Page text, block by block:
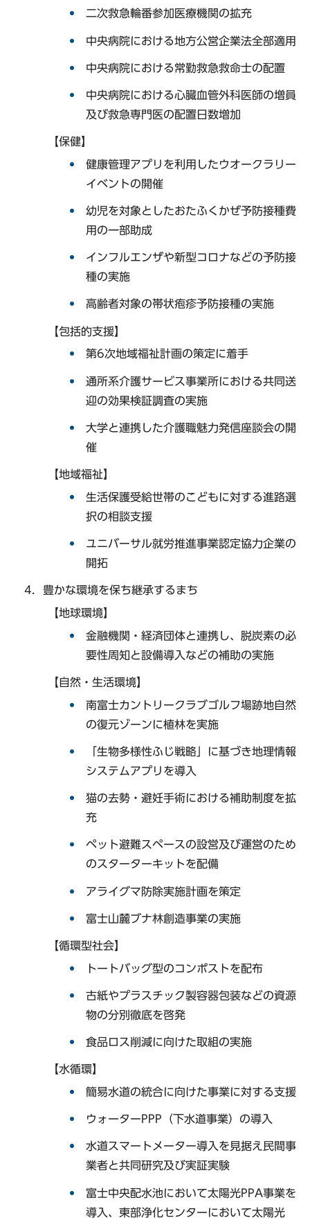
二次救急輪番参加医療機関の拡充
中央病院における地方公営企業法全部適用
中央病院における常勤救急救命士の配置
中央病院における心臓血管外科医師の増員
及び救急専門医の配置日数増加
【保健】
健康管理アプリを利用したウオークラリー
イベントの開催
幼児を対象としたおたふくかぜ予防接種費
用の一部助成
インフルエンザや新型コロナなどの予防接
種の実施
高齢者対象の帯状疱疹予防接種の実施
【包括的支援】
第6次地域福祉計画の策定に着手
通所系介護サービス事業所における共同送
迎の効果検証調査の実施
大学と連携した介護職魅力発信座談会の開
催
【地域福祉】
生活保護受給世帯のこどもに対する進路選
択の相談支援
ユニバーサル就労推進事業認定協力企業の
開拓
豊かな環境を保ち継承するまち
【地球環境】
金融機関・経済団体と連携し、脱炭素の必
要性周知と設備導入などの補助の実施
【自然・生活環境】
南富士カントリークラブゴルフ場跡地自然
の復元ゾーンに植林を実施
「生物多様性ふじ戦略」に基づき地理情報
システムアプリを導入
猫の去勢・避妊手術における補助制度を拡
充
ペット避難スペースの設営及び運営のため
のスターターキットを配備
アライグマ防除実施計画を策定
富士山麓ブナ林創造事業の実施
【循環型社会】
トートバッグ型のコンポストを配布
古紙やプラスチック製容器包装などの資源
物の分別徹底を啓発
食品ロス削減に向けた取組の実施
【水循環】
簡易水道の統合に向けた事業に対する支援
ウォーターPPP（下水道事業）の導入
水道スマートメーター導入を見据え民間事
業者と共同研究及び実証実験
富士中央配水池において太陽光PPA事業を
導入、東部浄化センターにおいて太陽光